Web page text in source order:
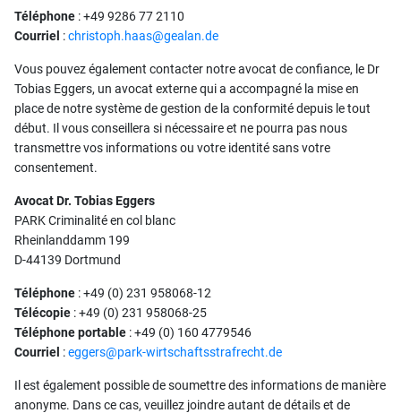
Téléphone : +49 9286 77 2110
Courriel :christoph.haas@gealan.de
Vous pouvez également contacter notre avocat de confiance, le Dr
Tobias Eggers, un avocat externe qui a accompagné la mise en
place de notre système de gestion de la conformité depuis le tout
début. Il vous conseillera si nécessaire et ne pourra pas nous
transmettre vos informations ou votre identité sans votre
consentement.
Avocat Dr. Tobias Eggers
PARK Criminalité en col blanc
Rheinlanddamm 199
D-44139 Dortmund
Téléphone : +49 (0) 231 958068-12
Télécopie : +49 (0) 231 958068-25
Téléphone portable : +49 (0) 160 4779546
Courriel :eggers@park-wirtschaftsstrafrecht.de
Il est également possible de soumettre des informations de manière
anonyme. Dans ce cas, veuillez joindre autant de détails et de